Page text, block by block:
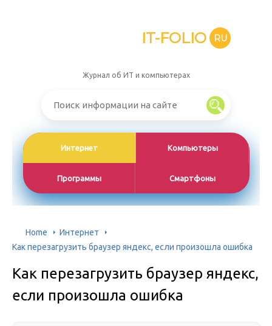
IT-FOLIO RU
Журнал об ИТ и компьютерах
Интернет Компьютеры
Программы Смартфоны
Home
Интернет
Как перезагрузить браузер яндекс, если произошла ошибка
Как перезагрузить браузер яндекс,
если произошла ошибка